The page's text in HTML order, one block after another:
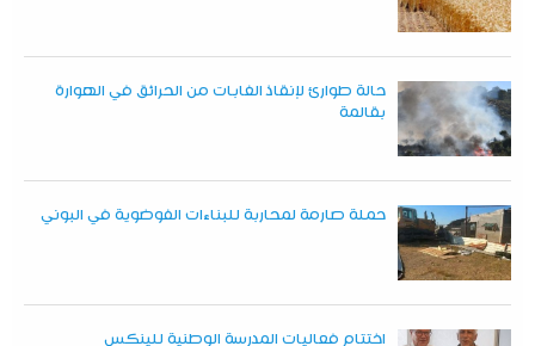
حالة طوارئ لإنقاذ الغابات من الحرائق في الهوارة
بقالمة
حملة صارمة لمحاربة للبناءات الفوضوية في البوني
اختتام فعاليات المدرسة الوطنية للينكس